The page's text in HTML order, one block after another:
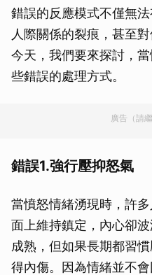
錯誤的反應模式不僅無
人際關係的裂痕，甚至
今天，我們要來探討，
些錯誤的處理方式。
廣告（請
錯誤1.強行壓抑怒氣
當憤怒情緒湧現時，許
面上維持鎮定，內心卻
成熟，但如果長期都習
得內傷。因為情緒並不